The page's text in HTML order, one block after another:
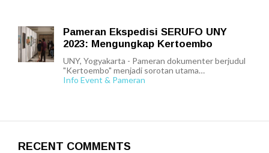
Pameran Ekspedisi SERUFO UNY
2023: Mengungkap Kertoembo
UNY, Yogyakarta - Pameran dokumenter berjudul
"Kertoembo" menjadi sorotan utama…
Info Event & Pameran
RECENT COMMENTS